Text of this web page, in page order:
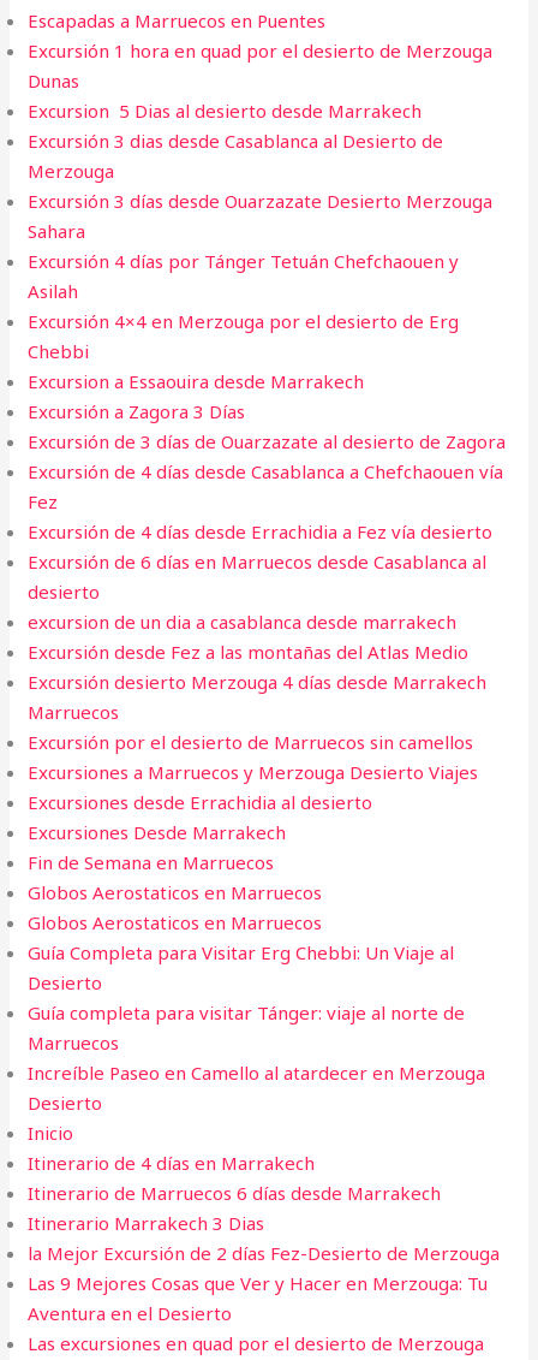
Escapadas a Marruecos en Puentes
Excursión 1 hora en quad por el desierto de Merzouga
Dunas
Excursion 5 Dias al desierto desde Marrakech
Excursión 3 dias desde Casablanca al Desierto de
Merzouga
Excursión 3 días desde Ouarzazate Desierto Merzouga
Sahara
Excursión 4 días por Tánger Tetuán Chefchaouen y
Asilah
Excursión 4×4 en Merzouga por el desierto de Erg
Chebbi
Excursion a Essaouira desde Marrakech​
Excursión a Zagora 3 Días
Excursión de 3 días de Ouarzazate al desierto de Zagora
Excursión de 4 días desde Casablanca a Chefchaouen vía
Fez
Excursión de 4 días desde Errachidia a Fez vía desierto
Excursión de 6 días en Marruecos desde Casablanca al
desierto
excursion de un dia a casablanca desde marrakech
Excursión desde Fez a las montañas del Atlas Medio
Excursión desierto Merzouga 4 días desde Marrakech
Marruecos
Excursión por el desierto de Marruecos sin camellos
Excursiones a Marruecos y Merzouga Desierto Viajes
Excursiones desde Errachidia al desierto
Excursiones Desde Marrakech
Fin de Semana en Marruecos​
Globos Aerostaticos en Marruecos
Globos Aerostaticos en Marruecos
Guía Completa para Visitar Erg Chebbi: Un Viaje al
Desierto
Guía completa para visitar Tánger: viaje al norte de
Marruecos
Increíble Paseo en Camello al atardecer en Merzouga
Desierto
Inicio
Itinerario de 4 días en Marrakech
Itinerario de Marruecos 6 días desde Marrakech
Itinerario Marrakech 3 Dias
la Mejor Excursión de 2 días Fez-Desierto de Merzouga
Las 9 Mejores Cosas que Ver y Hacer en Merzouga: Tu
Aventura en el Desierto
Las excursiones en quad por el desierto de Merzouga